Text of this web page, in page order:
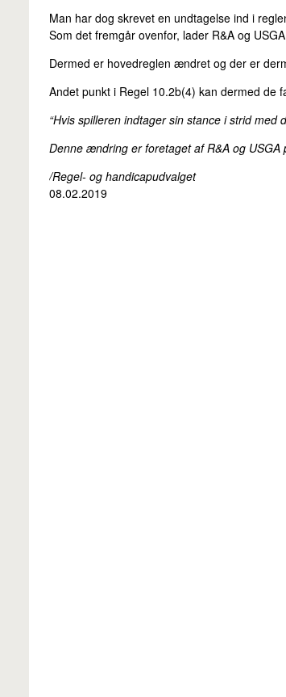
Man har dog skrevet en undtagelse ind i
Som det fremgår ovenfor, lader R&A og
Dermed er hovedreglen ændret og der er
Andet punkt i Regel 10.2b(4) kan dermed de
“Hvis spilleren indtager sin stance i strid med
Denne ændring er foretaget af R&A og USGA
/Regel- og handicapudvalget
08.02.2019